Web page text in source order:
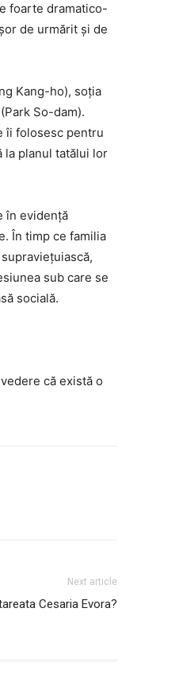
foarte dramatico-
de urmărit și de
Kang-ho), soția
So-dam).
îi folosesc pentru
la planul tatălui lor
în evidență
În timp ce familia
sub care se
socială.
că există o
Next article
Cesaria Evora?